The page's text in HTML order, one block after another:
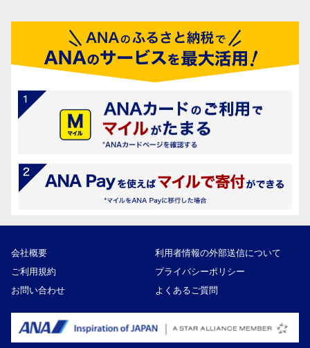
会社概要
利用者情報の外部送信について
ご利用規約
プライバシーポリシー
お問い合わせ
よくあるご質問